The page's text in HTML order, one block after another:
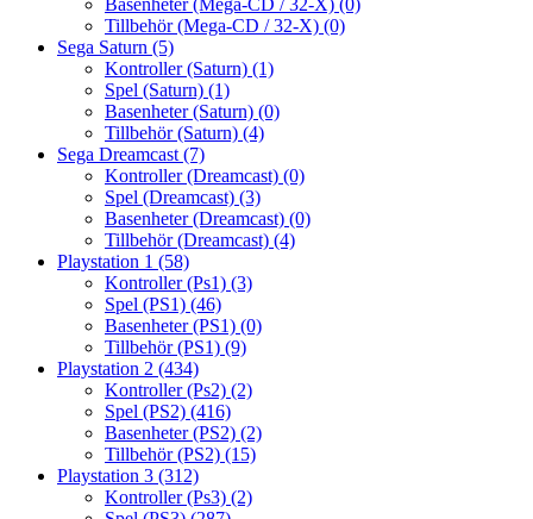
Basenheter (Mega-CD / 32-X) (0)
Tillbehör (Mega-CD / 32-X) (0)
Sega Saturn (5)
Kontroller (Saturn) (1)
Spel (Saturn) (1)
Basenheter (Saturn) (0)
Tillbehör (Saturn) (4)
Sega Dreamcast (7)
Kontroller (Dreamcast) (0)
Spel (Dreamcast) (3)
Basenheter (Dreamcast) (0)
Tillbehör (Dreamcast) (4)
Playstation 1 (58)
Kontroller (Ps1) (3)
Spel (PS1) (46)
Basenheter (PS1) (0)
Tillbehör (PS1) (9)
Playstation 2 (434)
Kontroller (Ps2) (2)
Spel (PS2) (416)
Basenheter (PS2) (2)
Tillbehör (PS2) (15)
Playstation 3 (312)
Kontroller (Ps3) (2)